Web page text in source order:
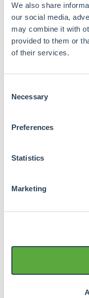
We also share
our social media,
may combine it with
provided to them or
of their services.
Selection
Necessary
Preferences
Statistics
Marketing